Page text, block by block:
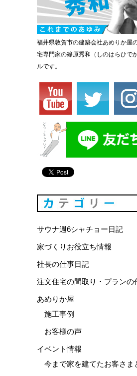
福井県敦賀市の建築会社あめりか屋
宅専門家の篠原秀和（しのはらひで
ルです。
サウナ週6シャチョー日記
家づくりお役立ち情報
社長の仕事日記
注文住宅の間取り・プランの
あめりか屋
施工事例
お客様の声
イベント情報
今まで家を建てたお客さま